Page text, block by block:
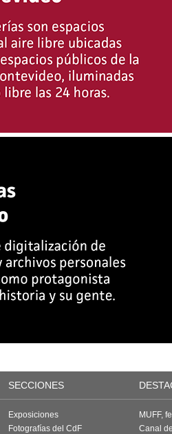
SECCIONES
Exposiciones
Fotografías del CdF
MUFF,
Canal